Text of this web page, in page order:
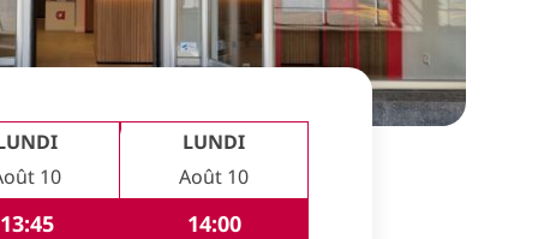
10
13:45
LUNDI
Août 10
14:00